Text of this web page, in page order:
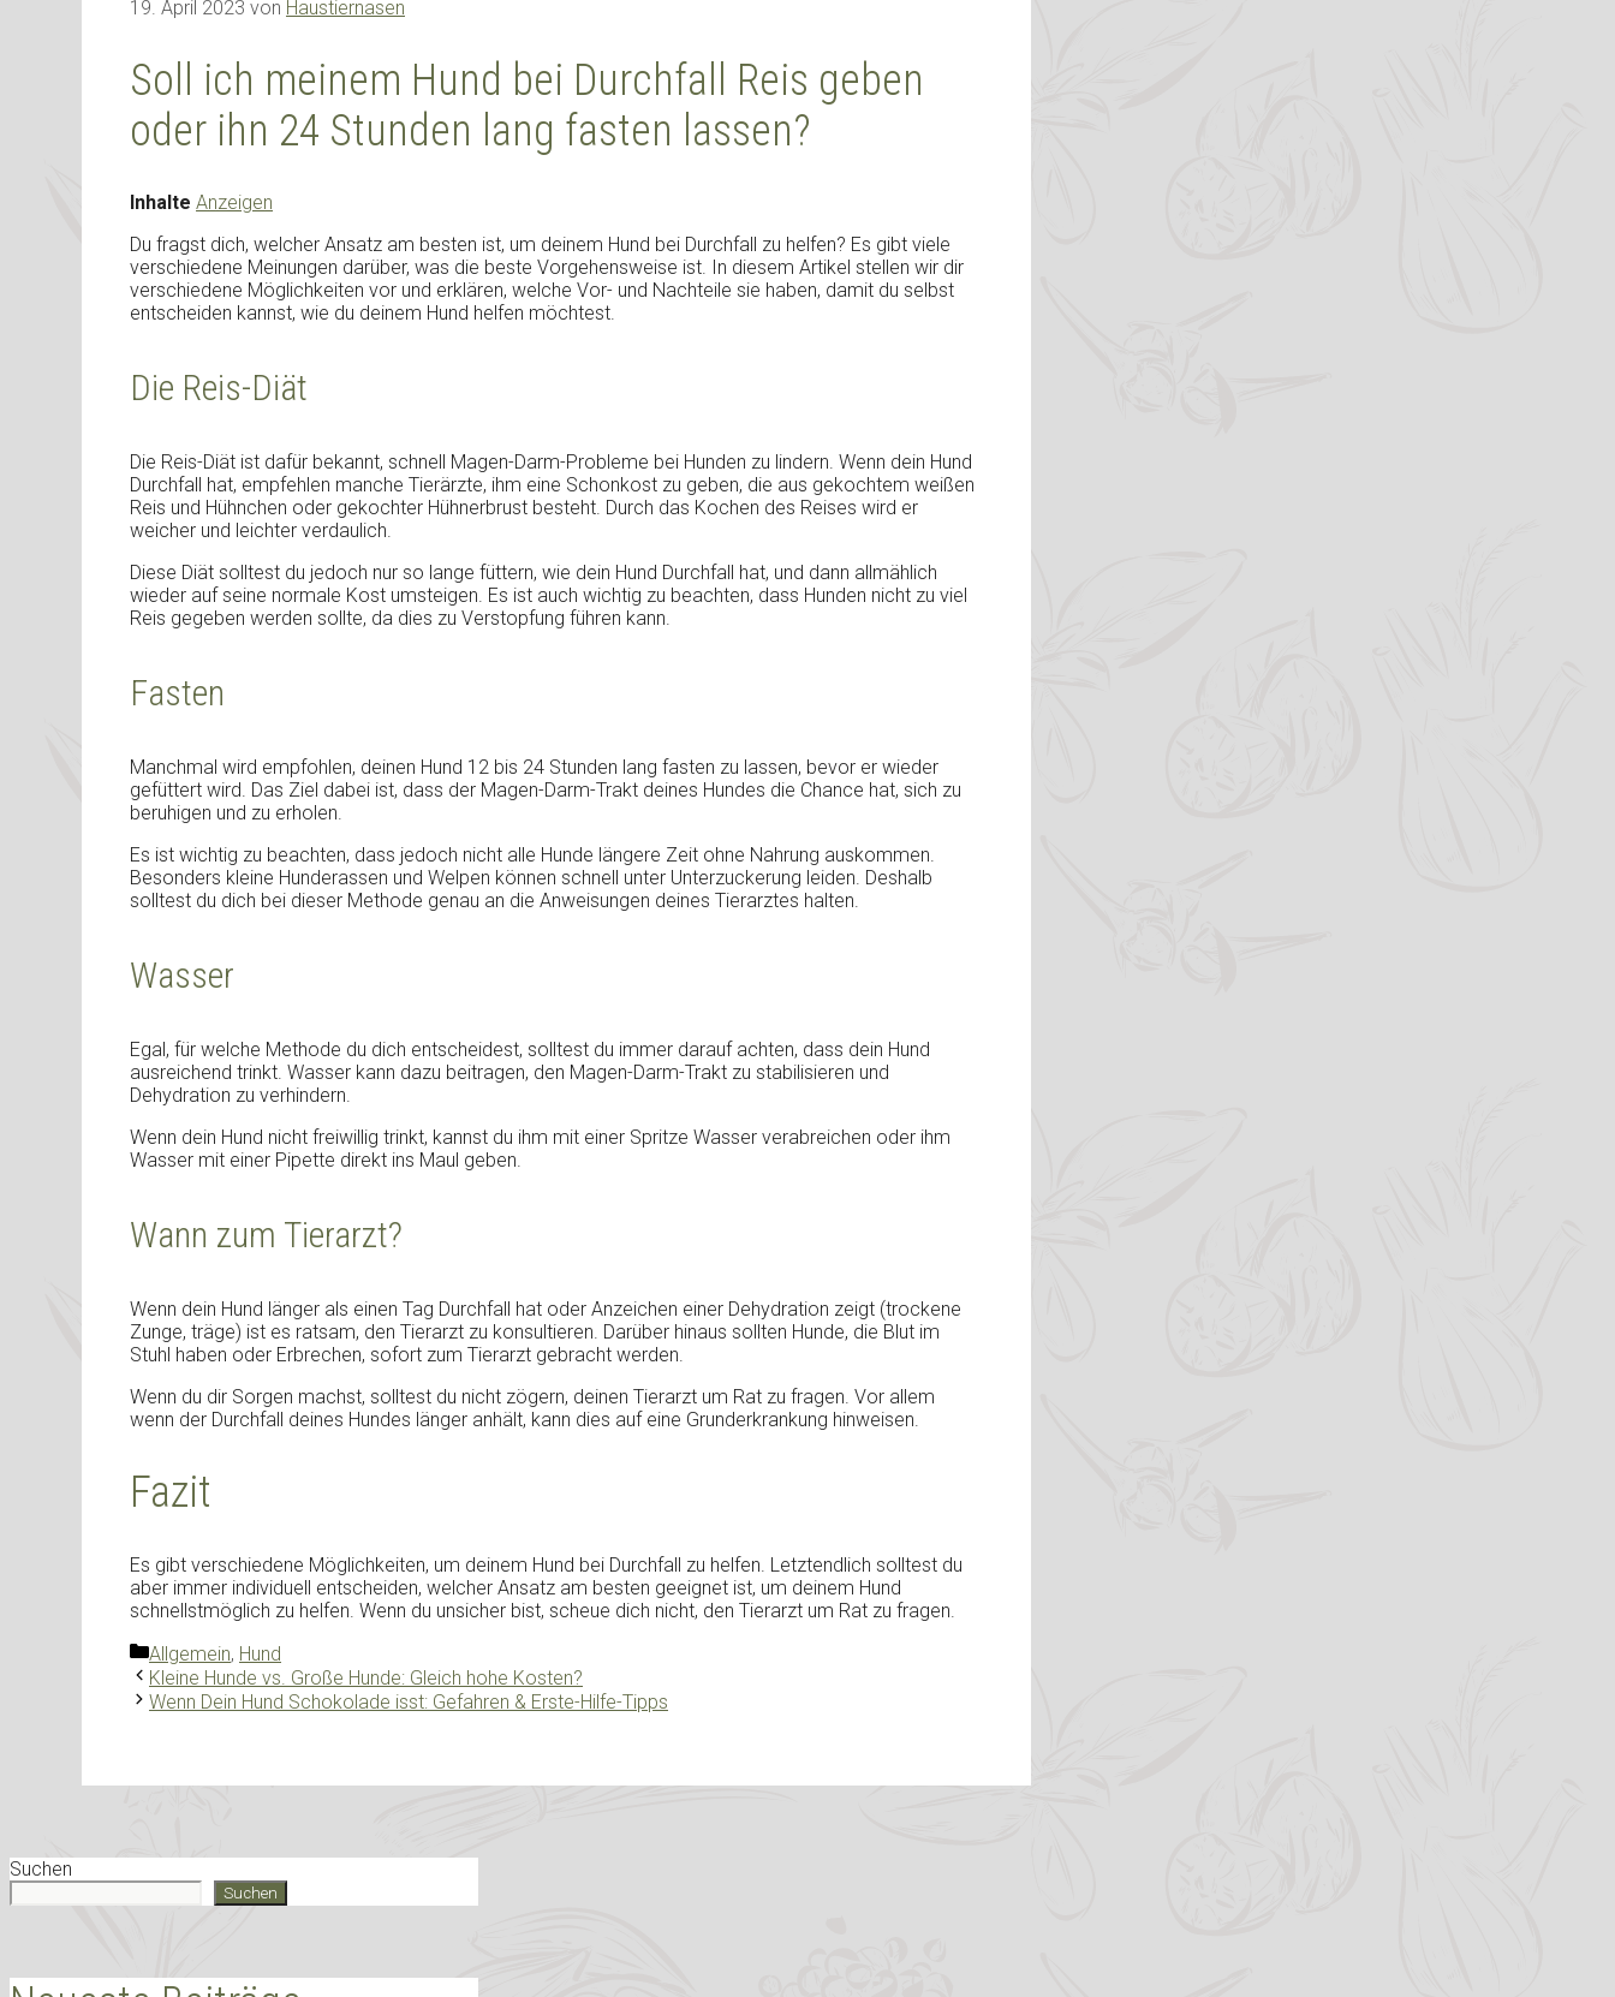
19. April 2023 von Haustiernasen
Soll ich meinem Hund bei Durchfall Reis geben
oder ihn 24 Stunden lang fasten lassen?
Inhalte Anzeigen
Du fragst dich, welcher Ansatz am besten ist, um deinem Hund bei Durchfall zu helfen? Es gibt viele
verschiedene Meinungen darüber, was die beste Vorgehensweise ist. In diesem Artikel stellen wir dir
verschiedene Möglichkeiten vor und erklären, welche Vor- und Nachteile sie haben, damit du selbst
entscheiden kannst, wie du deinem Hund helfen möchtest.
Die Reis-Diät
Die Reis-Diät ist dafür bekannt, schnell Magen-Darm-Probleme bei Hunden zu lindern. Wenn dein Hund
Durchfall hat, empfehlen manche Tierärzte, ihm eine Schonkost zu geben, die aus gekochtem weißen
Reis und Hühnchen oder gekochter Hühnerbrust besteht. Durch das Kochen des Reises wird er
weicher und leichter verdaulich.
Diese Diät solltest du jedoch nur so lange füttern, wie dein Hund Durchfall hat, und dann allmählich
wieder auf seine normale Kost umsteigen. Es ist auch wichtig zu beachten, dass Hunden nicht zu viel
Reis gegeben werden sollte, da dies zu Verstopfung führen kann.
Fasten
Manchmal wird empfohlen, deinen Hund 12 bis 24 Stunden lang fasten zu lassen, bevor er wieder
gefüttert wird. Das Ziel dabei ist, dass der Magen-Darm-Trakt deines Hundes die Chance hat, sich zu
beruhigen und zu erholen.
Es ist wichtig zu beachten, dass jedoch nicht alle Hunde längere Zeit ohne Nahrung auskommen.
Besonders kleine Hunderassen und Welpen können schnell unter Unterzuckerung leiden. Deshalb
solltest du dich bei dieser Methode genau an die Anweisungen deines Tierarztes halten.
Wasser
Egal, für welche Methode du dich entscheidest, solltest du immer darauf achten, dass dein Hund
ausreichend trinkt. Wasser kann dazu beitragen, den Magen-Darm-Trakt zu stabilisieren und
Dehydration zu verhindern.
Wenn dein Hund nicht freiwillig trinkt, kannst du ihm mit einer Spritze Wasser verabreichen oder ihm
Wasser mit einer Pipette direkt ins Maul geben.
Wann zum Tierarzt?
Wenn dein Hund länger als einen Tag Durchfall hat oder Anzeichen einer Dehydration zeigt (trockene
Zunge, träge) ist es ratsam, den Tierarzt zu konsultieren. Darüber hinaus sollten Hunde, die Blut im
Stuhl haben oder Erbrechen, sofort zum Tierarzt gebracht werden.
Wenn du dir Sorgen machst, solltest du nicht zögern, deinen Tierarzt um Rat zu fragen. Vor allem
wenn der Durchfall deines Hundes länger anhält, kann dies auf eine Grunderkrankung hinweisen.
Fazit
Es gibt verschiedene Möglichkeiten, um deinem Hund bei Durchfall zu helfen. Letztendlich solltest du
aber immer individuell entscheiden, welcher Ansatz am besten geeignet ist, um deinem Hund
schnellstmöglich zu helfen. Wenn du unsicher bist, scheue dich nicht, den Tierarzt um Rat zu fragen.
Kategorien
Allgemein, Hund
Kleine Hunde vs. Große Hunde: Gleich hohe Kosten?
Wenn Dein Hund Schokolade isst: Gefahren & Erste-Hilfe-Tipps
Suchen
Suchen